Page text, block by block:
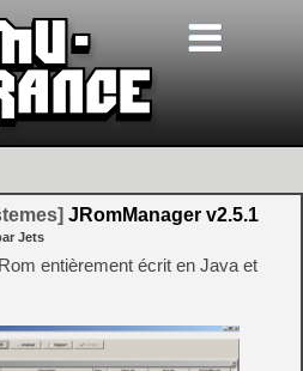
JRomManager v2.5.1
Jets
entièrement écrit en Java et